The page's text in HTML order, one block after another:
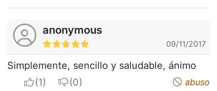
anonymous
09/11/2017
Simplemente, sencillo y saludable, ánimo
I apreciateI do not appreciate abuso